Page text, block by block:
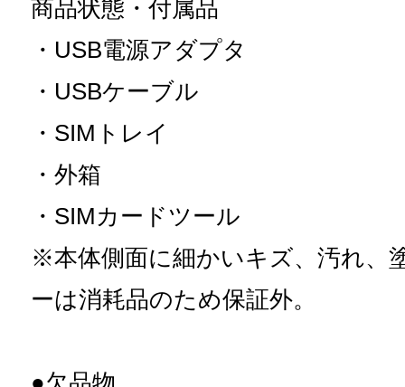
商品状態・付属品
・USB電源アダプタ
・USBケーブル
・SIMトレイ
・外箱
・SIMカードツール
※本体側面に細かいキズ、汚れ、
ーは消耗品のため保証